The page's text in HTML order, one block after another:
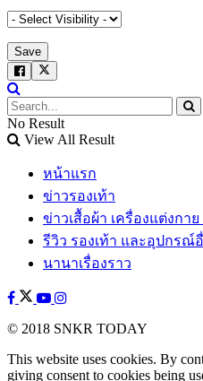
No Result
View All Result
หน้าแรก
ข่าวรองเท้า
ข่าวเสื้อผ้า เครื่องแต่งกา
รีวิว รองเท้า และอุปกรณ์
นานาเรื่องราว
© 2018 SNKR TODAY
This website uses cookies. By
giving consent to cookies being